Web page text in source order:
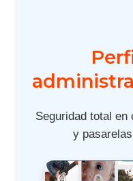
Seguridad total
y